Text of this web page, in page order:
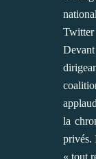
Twitter
la
privés.